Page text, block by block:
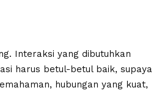
Interaksi yang dibutuhkan
harus betul-betul baik, supaya
hubungan yang kuat,